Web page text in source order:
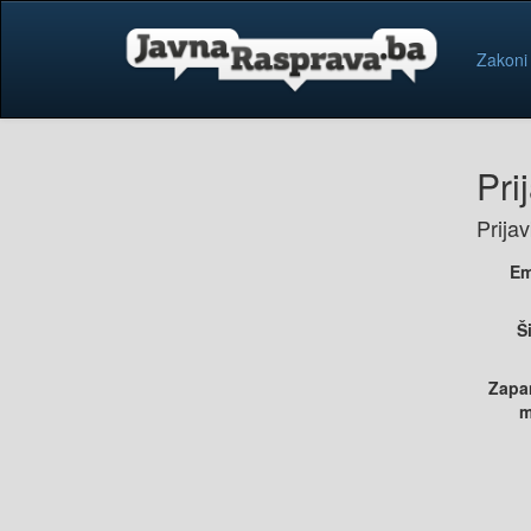
Zakoni